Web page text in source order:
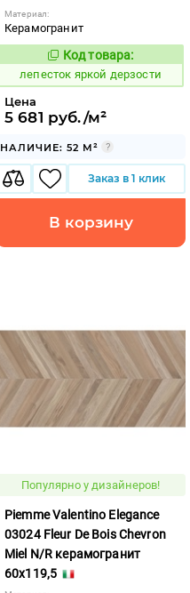
Материал:
Керамогранит
866395
Код товара:
лепесток яркой дерзости
Цена
5 681 руб./м²
НАЛИЧИЕ: 52 М²
Заказ в 1 клик
В корзину
Популярно у дизайнеров!
Piemme Valentino Elegance
03024 Fleur De Bois Chevron
Miel N/R керамогранит
60x119,5